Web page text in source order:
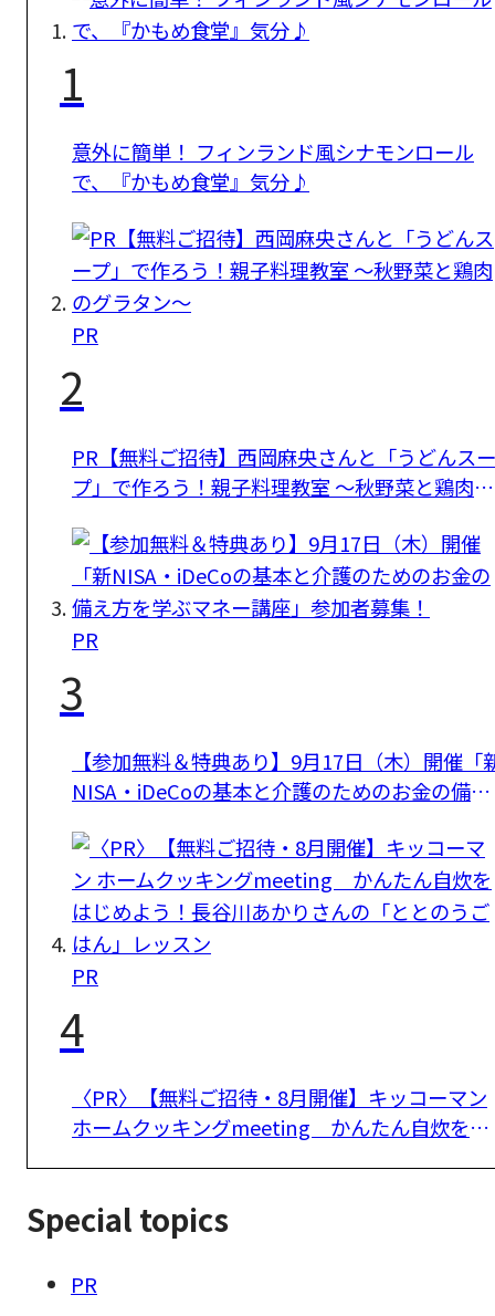
1
意外に簡単！ フィンランド風シナモンロール
で、『かもめ食堂』気分♪
PR
2
PR【無料ご招待】西岡麻央さんと「うどんスー
プ」で作ろう！親子料理教室 ～秋野菜と鶏肉の
PR
3
【参加無料＆特典あり】9月17日（木）開催「
NISA・iDeCoの基本と介護のためのお金の備え
PR
4
〈PR〉【無料ご招待・8月開催】キッコーマン
ホームクッキングmeeting かんたん自炊をは
Special topics
PR